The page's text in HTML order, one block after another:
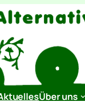
Über uns